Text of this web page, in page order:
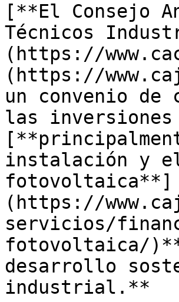
[**El Consejo
Técnicos
(https://
(https://
un convenio
las
instalación y el
fotovoltaica**]
(https://
servicios/
fotovoltaica/
desarrollo
industrial.**